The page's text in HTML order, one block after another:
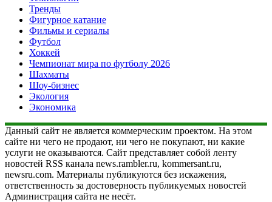
Тренды
Фигурное катание
Фильмы и сериалы
Футбол
Хоккей
Чемпионат мира по футболу 2026
Шахматы
Шоу-бизнес
Экология
Экономика
Данный сайт не является коммерческим проектом. На этом
сайте ни чего не продают, ни чего не покупают, ни какие
услуги не оказываются. Сайт представляет собой ленту
новостей RSS канала news.rambler.ru, kommersant.ru,
newsru.com. Материалы публикуются без искажения,
ответственность за достоверность публикуемых новостей
Администрация сайта не несёт.